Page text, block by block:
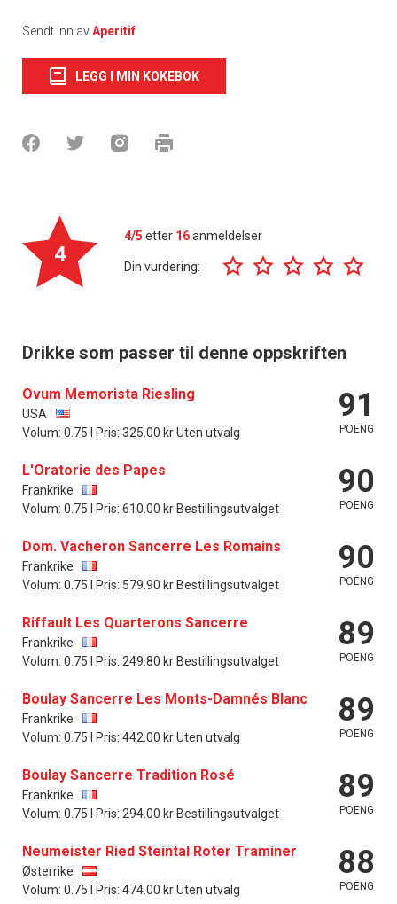
Sendt inn avAperitif
LEGG I MIN KOKEBOK
4
4/5 etter 16anmeldelser
Din vurdering:
Drikke som passer til denne oppskriften
Ovum Memorista Riesling
USA
Volum: 0.75 l Pris: 325.00 kr Uten utvalg
91
POENG
L'Oratorie des Papes
Frankrike
Volum: 0.75 l Pris: 610.00 kr Bestillingsutvalget
90
POENG
Dom. Vacheron Sancerre Les Romains
Frankrike
Volum: 0.75 l Pris: 579.90 kr Bestillingsutvalget
90
POENG
Riffault Les Quarterons Sancerre
Frankrike
Volum: 0.75 l Pris: 249.80 kr Bestillingsutvalget
89
POENG
Boulay Sancerre Les Monts-Damnés Blanc
Frankrike
Volum: 0.75 l Pris: 442.00 kr Uten utvalg
89
POENG
Boulay Sancerre Tradition Rosé
Frankrike
Volum: 0.75 l Pris: 294.00 kr Bestillingsutvalget
89
POENG
Neumeister Ried Steintal Roter Traminer
Østerrike
Volum: 0.75 l Pris: 474.00 kr Uten utvalg
88
POENG